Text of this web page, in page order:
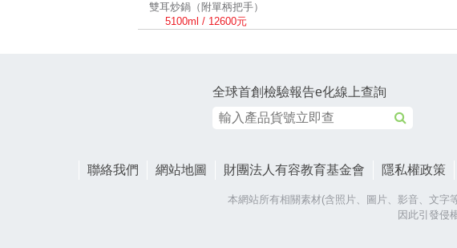
雙耳炒鍋（附單柄把手）
5100ml / 12600元
全球首創檢驗報告e化線上查詢
聯絡我們 網站地圖 財團法人有容教育基金會 隱私權政策
本網站所有相關素材(含照片、圖片、影音、文
因此引發侵